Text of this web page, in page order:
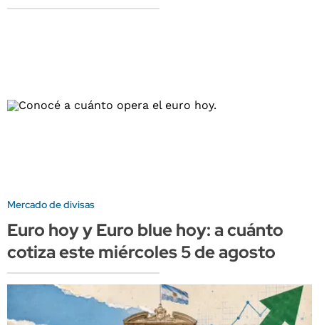
Mercado de divisas
Euro hoy y Euro blue hoy: a cuánto
cotiza este miércoles 5 de agosto